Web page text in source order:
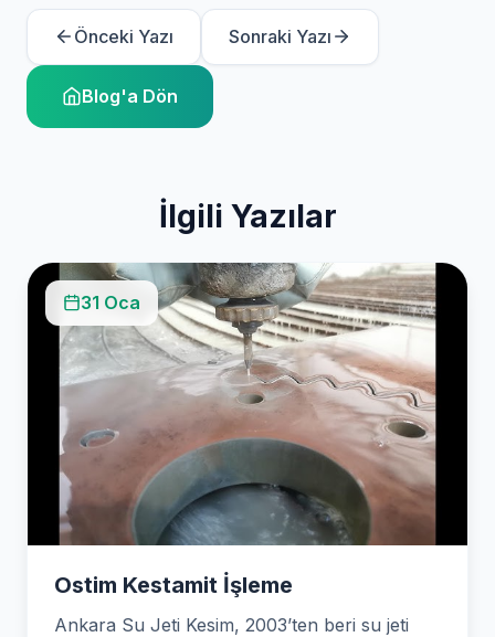
Önceki Yazı Sonraki Yazı
Blog'a Dön
İlgili Yazılar
31 Oca
Ostim Kestamit İşleme
Ankara Su Jeti Kesim, 2003’ten beri su jeti